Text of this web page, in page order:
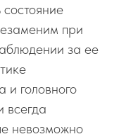
при
за ее
и головного
всегда
невозможно